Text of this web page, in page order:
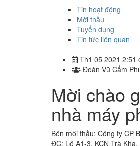
Tin hoạt động
Mời thầu
Tuyển dụng
Tin tức liên quan
Th1 05 2021 2:51
Đoàn Vũ Cẩm
Mời chào
nhà máy
Bên mời thầu: Công ty CP
ĐC: Lô A1-3, KCN Trà Kha,